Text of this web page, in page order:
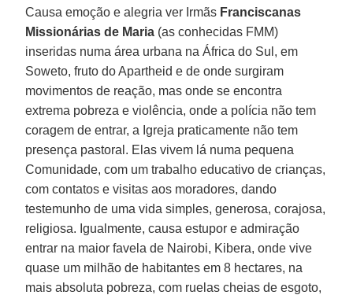
Causa emoção e alegria ver Irmãs Franciscanas
Missionárias de Maria (as conhecidas FMM)
inseridas numa área urbana na África do Sul, em
Soweto, fruto do Apartheid e de onde surgiram
movimentos de reação, mas onde se encontra
extrema pobreza e violência, onde a polícia não tem
coragem de entrar, a Igreja praticamente não tem
presença pastoral. Elas vivem lá numa pequena
Comunidade, com um trabalho educativo de crianças,
com contatos e visitas aos moradores, dando
testemunho de uma vida simples, generosa, corajosa,
religiosa. Igualmente, causa estupor e admiração
entrar na maior favela de Nairobi, Kibera, onde vive
quase um milhão de habitantes em 8 hectares, na
mais absoluta pobreza, com ruelas cheias de esgoto,